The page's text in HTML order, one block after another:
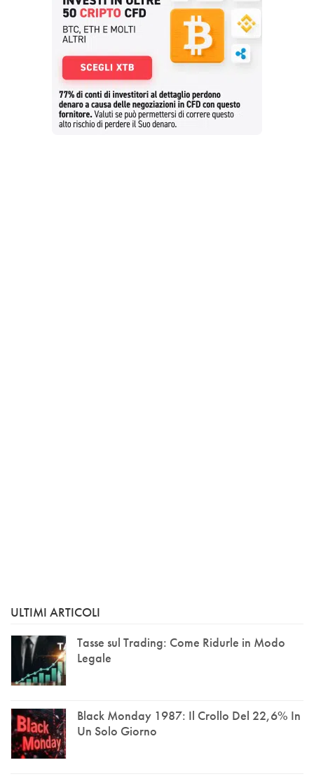
ULTIMI ARTICOLI
Tasse sul Trading: Come Ridurle in Modo
Legale
Black Monday 1987: Il Crollo Del 22,6% In
Un Solo Giorno